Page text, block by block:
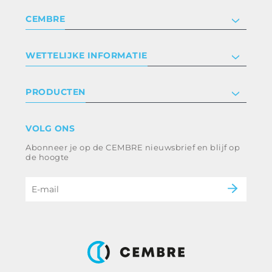
CEMBRE
Certificeringen
Werken bij ons
WETTELIJKE INFORMATIE
Algemene voorwaarden
Klokkenluiden
Ethische code en anticorruptiebeleid
PRODUCTEN
Energie en nutsvoorzieningen
B2B Disclaimer
VOLG ONS
Abonneer je op de CEMBRE nieuwsbrief en blijf op
de hoogte